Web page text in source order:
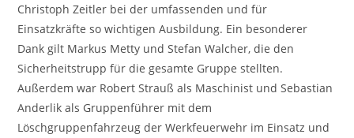
Christoph Zeitler bei der umfassenden und für
Einsatzkräfte so wichtigen Ausbildung. Ein besonderer
Dank gilt Markus Metty und Stefan Walcher, die den
Sicherheitstrupp für die gesamte Gruppe stellten.
Außerdem war Robert Strauß als Maschinist und Sebastian
Anderlik als Gruppenführer mit dem
Löschgruppenfahrzeug der Werkfeuerwehr im Einsatz und